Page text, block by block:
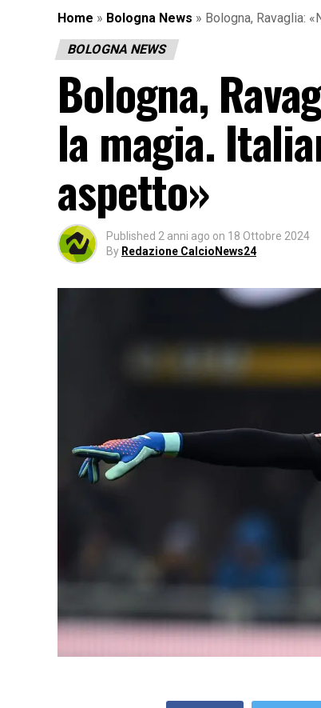
Home » Bologna News » Bologna, Ravaglia:
BOLOGNA NEWS
Bologna,
la magia.
aspetto»
Published 2 anni ago on 18 Ottobre 2024
By Redazione CalcioNews24